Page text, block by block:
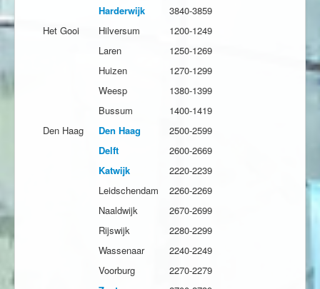
Harderwijk
3840-3859
Het Gooi
Hilversum
1200-1249
Laren
1250-1269
Huizen
1270-1299
Weesp
1380-1399
Bussum
1400-1419
Den Haag
Den Haag
2500-2599
Delft
2600-2669
Katwijk
2220-2239
Leidschendam
2260-2269
Naaldwijk
2670-2699
Rijswijk
2280-2299
Wassenaar
2240-2249
Voorburg
2270-2279